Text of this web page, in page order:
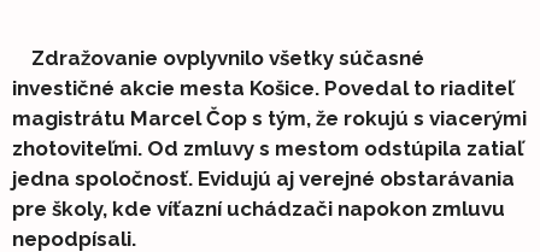
Zdražovanie ovplyvnilo všetky súčasné
investičné akcie mesta Košice. Povedal to riaditeľ
magistrátu Marcel Čop s tým, že rokujú s viacerými
zhotoviteľmi. Od zmluvy s mestom odstúpila zatiaľ
jedna spoločnosť. Evidujú aj verejné obstarávania
pre školy, kde víťazní uchádzači napokon zmluvu
nepodpísali.